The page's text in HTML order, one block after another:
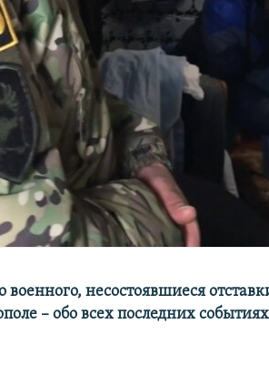
несостоявшиеся
– обо всех последних